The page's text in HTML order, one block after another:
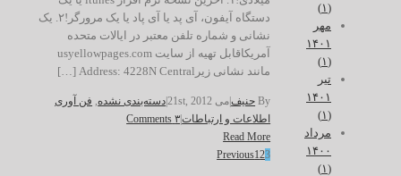
دستگاه آیفون، آی پد یا آی پاد یا یک مرورگر!۲. یک
نشانی و شماره تلفن معتبر در ایالات متحده
آمریکاقابل تهیه از سایت usyellowpages.com
مانند نشانی زیرAddress: 4228N Central […]
By حنیف|می 21st, 2012 |دسته‌بندی نشده فن آوری
اطلاعات و ارتباطات|۳ Comments
Read More
Previous123
(۱)
مهر
۱۴۰۱
(۱)
تیر
۱۴۰۱
(۱)
مرداد
۱۴۰۰
(۱)